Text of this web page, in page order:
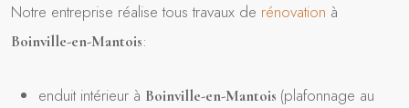
Notre entreprise réalise tous travaux de rénovation à
Boinville-en-Mantois:
enduit intérieur à Boinville-en-Mantois (plafonnage au